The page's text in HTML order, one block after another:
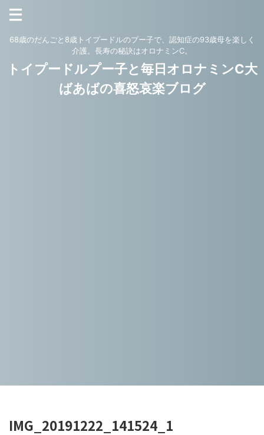
68歳のだんごと8歳トイプードルのプー子で、認知症の93歳母を楽しく
介護。長寿の秘訣はオロナミンC。
トイプードルプー子と毎日オロナミンC大
ばあばの喜怒哀楽ブログ
IMG_20191222_141524_1